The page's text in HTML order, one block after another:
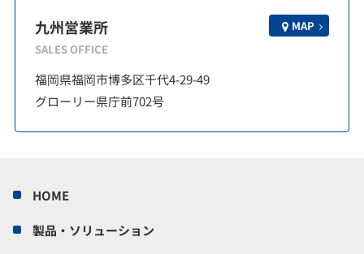
九州営業所
SALES OFFICE
MAP
福岡県福岡市博多区千代4-29-49
グローリー県庁前702号
HOME
製品・ソリューション